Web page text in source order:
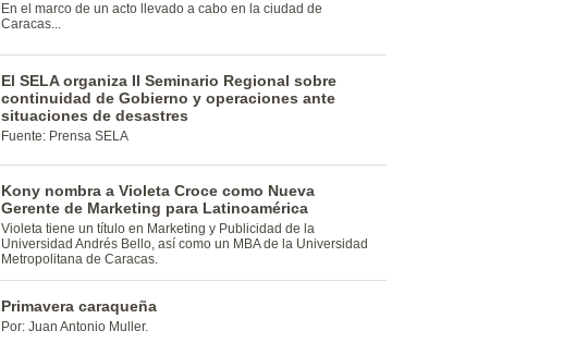
En el marco de un acto llevado a cabo en la ciudad de
Caracas...
El SELA organiza II Seminario Regional sobre
continuidad de Gobierno y operaciones ante
situaciones de desastres
Fuente: Prensa SELA
Kony nombra a Violeta Croce como Nueva
Gerente de Marketing para Latinoamérica
Violeta tiene un título en Marketing y Publicidad de la
Universidad Andrés Bello, así como un MBA de la Universidad
Metropolitana de Caracas.
Primavera caraqueña
Por: Juan Antonio Muller.